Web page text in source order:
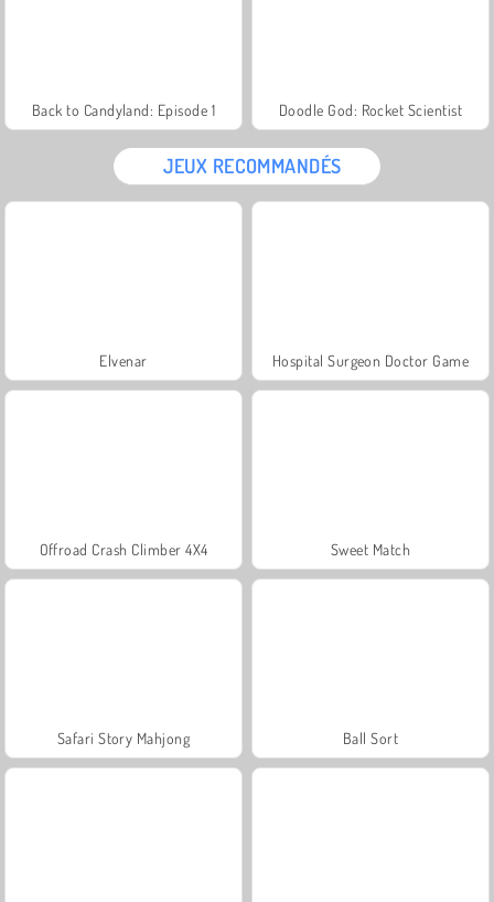
Back to Candyland: Episode 1 Doodle God: Rocket Scientist
JEUX RECOMMANDÉS
Elvenar Hospital Surgeon Doctor Game
Offroad Crash Climber 4X4 Sweet Match
Safari Story Mahjong Ball Sort